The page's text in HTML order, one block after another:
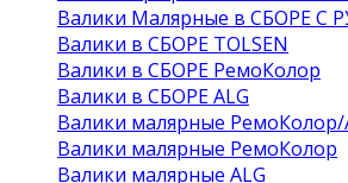
Валики Малярные в СБОРЕ С
Валики в СБОРЕ TOLSEN
Валики в СБОРЕ РемоКолор
Валики в СБОРЕ ALG
Валики малярные РемоКолор/
Валики малярные РемоКолор
Валики малярные ALG